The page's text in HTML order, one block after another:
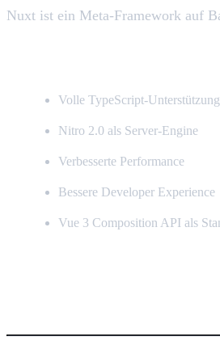
Nuxt ist ein Meta-Framework auf
Volle TypeScript-
Nitro 2.0 als Server-Engine
Verbesserte Performance
Bessere Developer Experience
Vue 3 Composition API als